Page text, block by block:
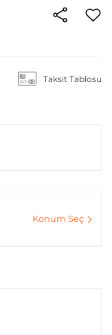
Taksit Tablosu
Konum Seç